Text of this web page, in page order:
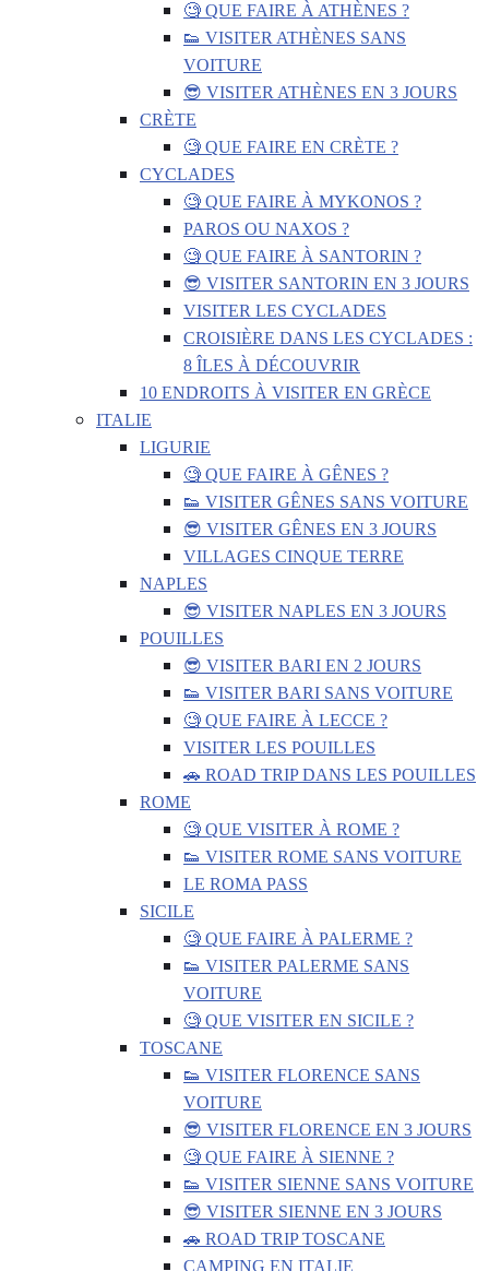
🧐 QUE FAIRE À ATHÈNES ?
👟 VISITER ATHÈNES SANS
VOITURE
😎 VISITER ATHÈNES EN 3 JOURS
CRÈTE
🧐 QUE FAIRE EN CRÈTE ?
CYCLADES
🧐 QUE FAIRE À MYKONOS ?
PAROS OU NAXOS ?
🧐 QUE FAIRE À SANTORIN ?
😎 VISITER SANTORIN EN 3 JOURS
VISITER LES CYCLADES
CROISIÈRE DANS LES CYCLADES :
8 ÎLES À DÉCOUVRIR
10 ENDROITS À VISITER EN GRÈCE
ITALIE
LIGURIE
🧐 QUE FAIRE À GÊNES ?
👟 VISITER GÊNES SANS VOITURE
😎 VISITER GÊNES EN 3 JOURS
VILLAGES CINQUE TERRE
NAPLES
😎 VISITER NAPLES EN 3 JOURS
POUILLES
😎 VISITER BARI EN 2 JOURS
👟 VISITER BARI SANS VOITURE
🧐 QUE FAIRE À LECCE ?
VISITER LES POUILLES
🚗 ROAD TRIP DANS LES POUILLES
ROME
🧐 QUE VISITER À ROME ?
👟 VISITER ROME SANS VOITURE
LE ROMA PASS
SICILE
🧐 QUE FAIRE À PALERME ?
👟 VISITER PALERME SANS
VOITURE
🧐 QUE VISITER EN SICILE ?
TOSCANE
👟 VISITER FLORENCE SANS
VOITURE
😎 VISITER FLORENCE EN 3 JOURS
🧐 QUE FAIRE À SIENNE ?
👟 VISITER SIENNE SANS VOITURE
😎 VISITER SIENNE EN 3 JOURS
🚗 ROAD TRIP TOSCANE
CAMPING EN ITALIE